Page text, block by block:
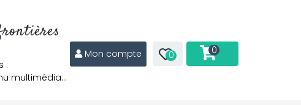
:
multimédia…
Mon compte 0 0